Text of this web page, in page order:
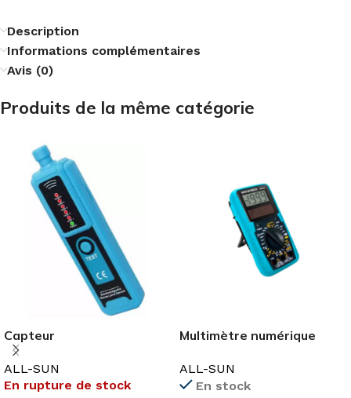
Description
Informations complémentaires
Avis (0)
Produits de la même catégorie
Capteur
électromagnétique
EM4558 ALL-SUN
ALL-SUN
En rupture de stock
Multimètre numérique
ALL-SUN
En stock